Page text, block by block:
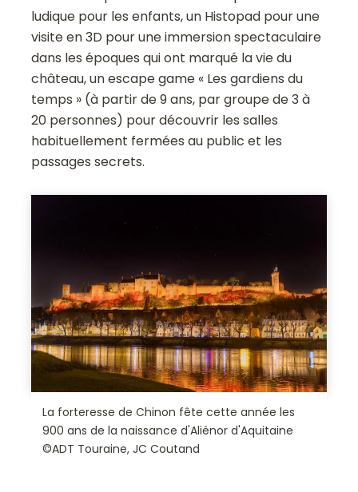
ludique pour les enfants, un Histopad pour une
visite en 3D pour une immersion spectaculaire
dans les époques qui ont marqué la vie du
château, un escape game « Les gardiens du
temps » (à partir de 9 ans, par groupe de 3 à
20 personnes) pour découvrir les salles
habituellement fermées au public et les
passages secrets.
La forteresse de Chinon fête cette année les
900 ans de la naissance d'Aliénor d'Aquitaine
©ADT Touraine, JC Coutand